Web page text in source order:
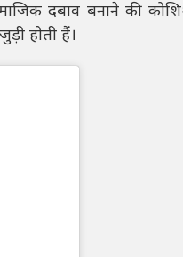
दबाव बनाने की
होती हैं।